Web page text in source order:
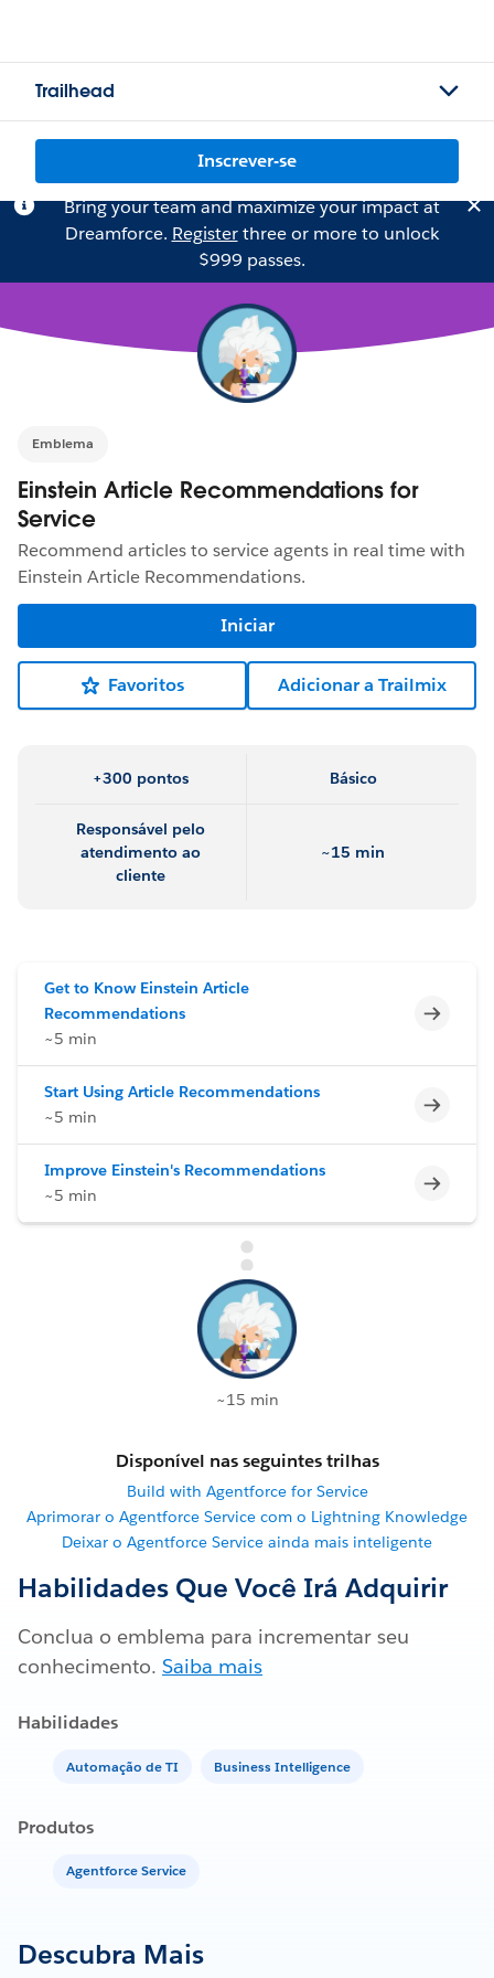
Trailhead
Inscrever-se
Bring your team and maximize your impact at
Dreamforce. Registerthree or more to unlock
$999 passes.
Emblema
Einstein Article Recommendations for
Service
Recommend articles to service agents in real time with
Einstein Article Recommendations.
Iniciar
Favoritos Adicionar a Trailmix
+300 pontos Básico
Responsável pelo
atendimento ao
cliente
~15 min
Get to Know Einstein Article
Recommendations
~5 min
Start Using Article Recommendations
~5 min
Improve Einstein's Recommendations
~5 min
~15 min
Disponível nas seguintes trilhas
Build with Agentforce for Service
Aprimorar o Agentforce Service com o Lightning Knowledge
Deixar o Agentforce Service ainda mais inteligente
Habilidades Que Você Irá Adquirir
Conclua o emblema para incrementar seu
conhecimento. Saiba mais
Habilidades
Automação de TI Business Intelligence
Produtos
Agentforce Service
Descubra Mais